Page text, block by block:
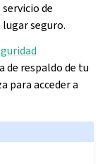
de
seguro.
de respaldo de tu
para acceder a